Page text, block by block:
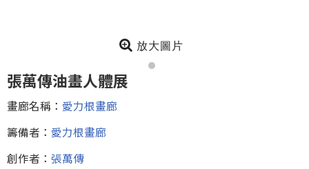
放大圖片
張萬傳油畫人體展
畫廊名稱： 愛力根畫廊
籌備者： 愛力根畫廊
創作者： 張萬傳